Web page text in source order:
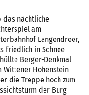
das nächtliche
am
Langendreer,
friedlich in Schnee
Berger-Denkmal
Wittener Hohenstein
die Treppe hoch zum
der Burg